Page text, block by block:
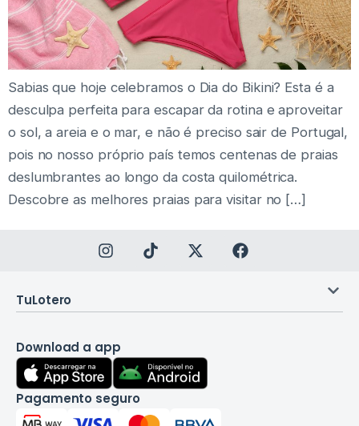
Sabias que hoje celebramos o Dia do Bikini? Esta é a
desculpa perfeita para escapar da rotina e aproveitar
o sol, a areia e o mar, e não é preciso sair de Portugal,
pois no nosso próprio país temos centenas de praias
deslumbrantes ao longo da costa quilométrica.
Descobre as melhores praias para visitar no […]
TuLotero
Download a app
Pagamento seguro